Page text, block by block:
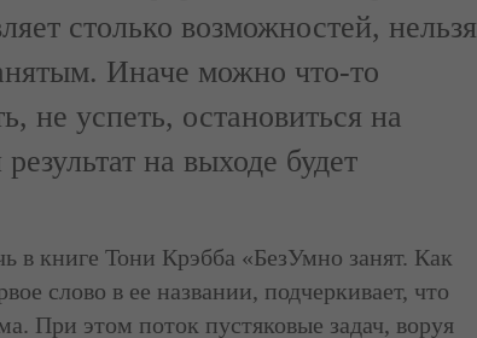
столько возможностей, нельзя
Иначе можно что-то
не успеть, остановиться на
на выходе будет
в книге Тони Крэбба «БезУмно занят. Как
слово в ее названии, подчеркивает, что
При этом поток пустяковые задач, воруя